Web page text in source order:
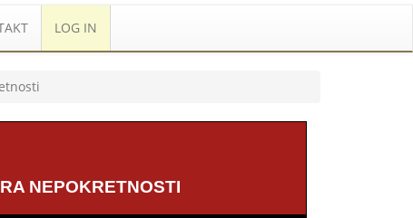
LOG IN
NEPOKRETNOSTI